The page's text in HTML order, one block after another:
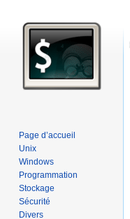
Page d’accueil
Unix
Windows
Programmation
Stockage
Sécurité
Divers